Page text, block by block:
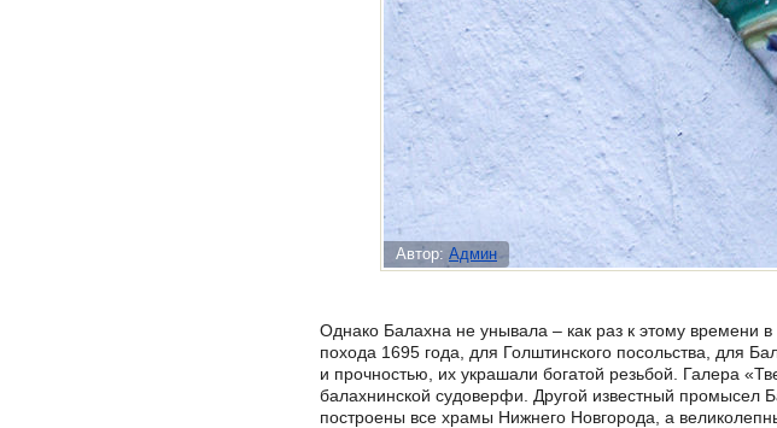
Автор: Админ
Однако Балахна не унывала – как раз к этому времени
похода 1695 года, для Голштинского посольства, для
и прочностью, их украшали богатой резьбой. Галера
балахнинской судоверфи. Другой известный промысел
построены все храмы Нижнего Новгорода, а